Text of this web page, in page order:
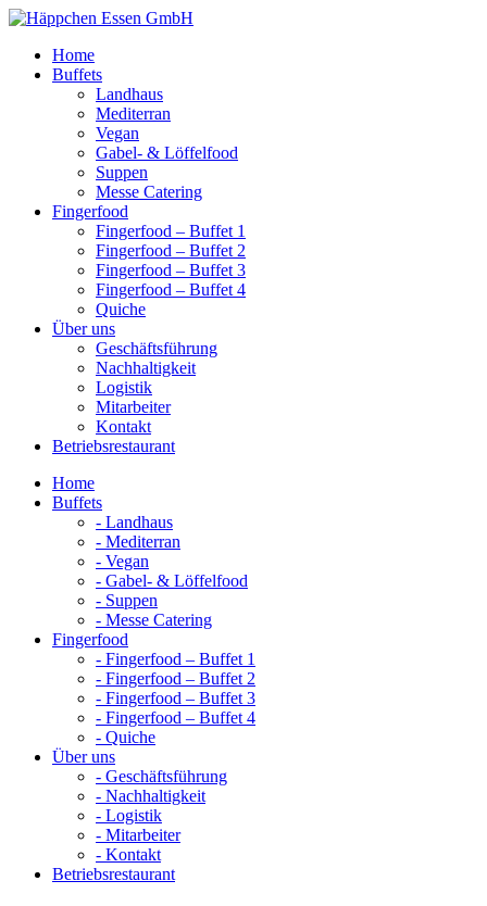
Skip
contentHome
Buffets
Landhaus
Mediterran
Vegan
Gabel- & Löffelfood
Suppen
Messe Catering
Fingerfood
Fingerfood – Buffet 1
Fingerfood – Buffet 2
Fingerfood – Buffet 3
Fingerfood – Buffet 4
Quiche
Über uns
Geschäftsführung
Nachhaltigkeit
Logistik
Mitarbeiter
Kontakt
Betriebsrestaurant
Home
Buffets
- Landhaus
- Mediterran
- Vegan
- Gabel- & Löffelfood
- Suppen
- Messe Catering
Fingerfood
- Fingerfood – Buffet 1
- Fingerfood – Buffet 2
- Fingerfood – Buffet 3
- Fingerfood – Buffet 4
- Quiche
Über uns
- Geschäftsführung
- Nachhaltigkeit
- Logistik
- Mitarbeiter
- Kontakt
Betriebsrestaurant